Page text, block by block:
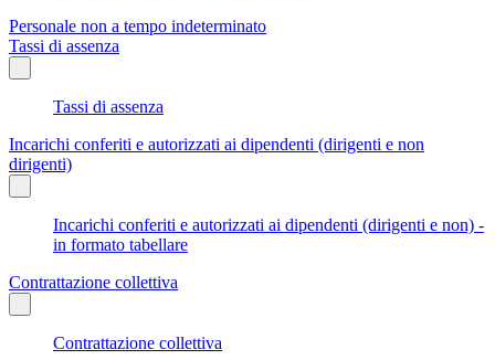
Personale non a tempo indeterminato
Tassi di assenza
Tassi di assenza
Incarichi conferiti e autorizzati ai dipendenti (dirigenti e non
dirigenti)
Incarichi conferiti e autorizzati ai dipendenti (dirigenti e non) -
in formato tabellare
Contrattazione collettiva
Contrattazione collettiva